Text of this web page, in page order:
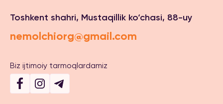
Toshkent shahri, Mustaqillik ko‘chasi, 88-uy
nemolchiorg@gmail.com
Biz ijtimoiy tarmoqlardamiz